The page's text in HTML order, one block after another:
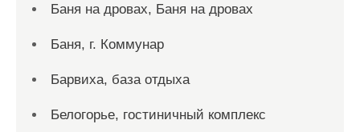
Баня на дровах, Баня на дровах
Баня, г. Коммунар
Барвиха, база отдыха
Белогорье, гостиничный комплекс